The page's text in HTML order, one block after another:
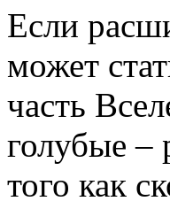
Если
может
часть
голубые –
того как